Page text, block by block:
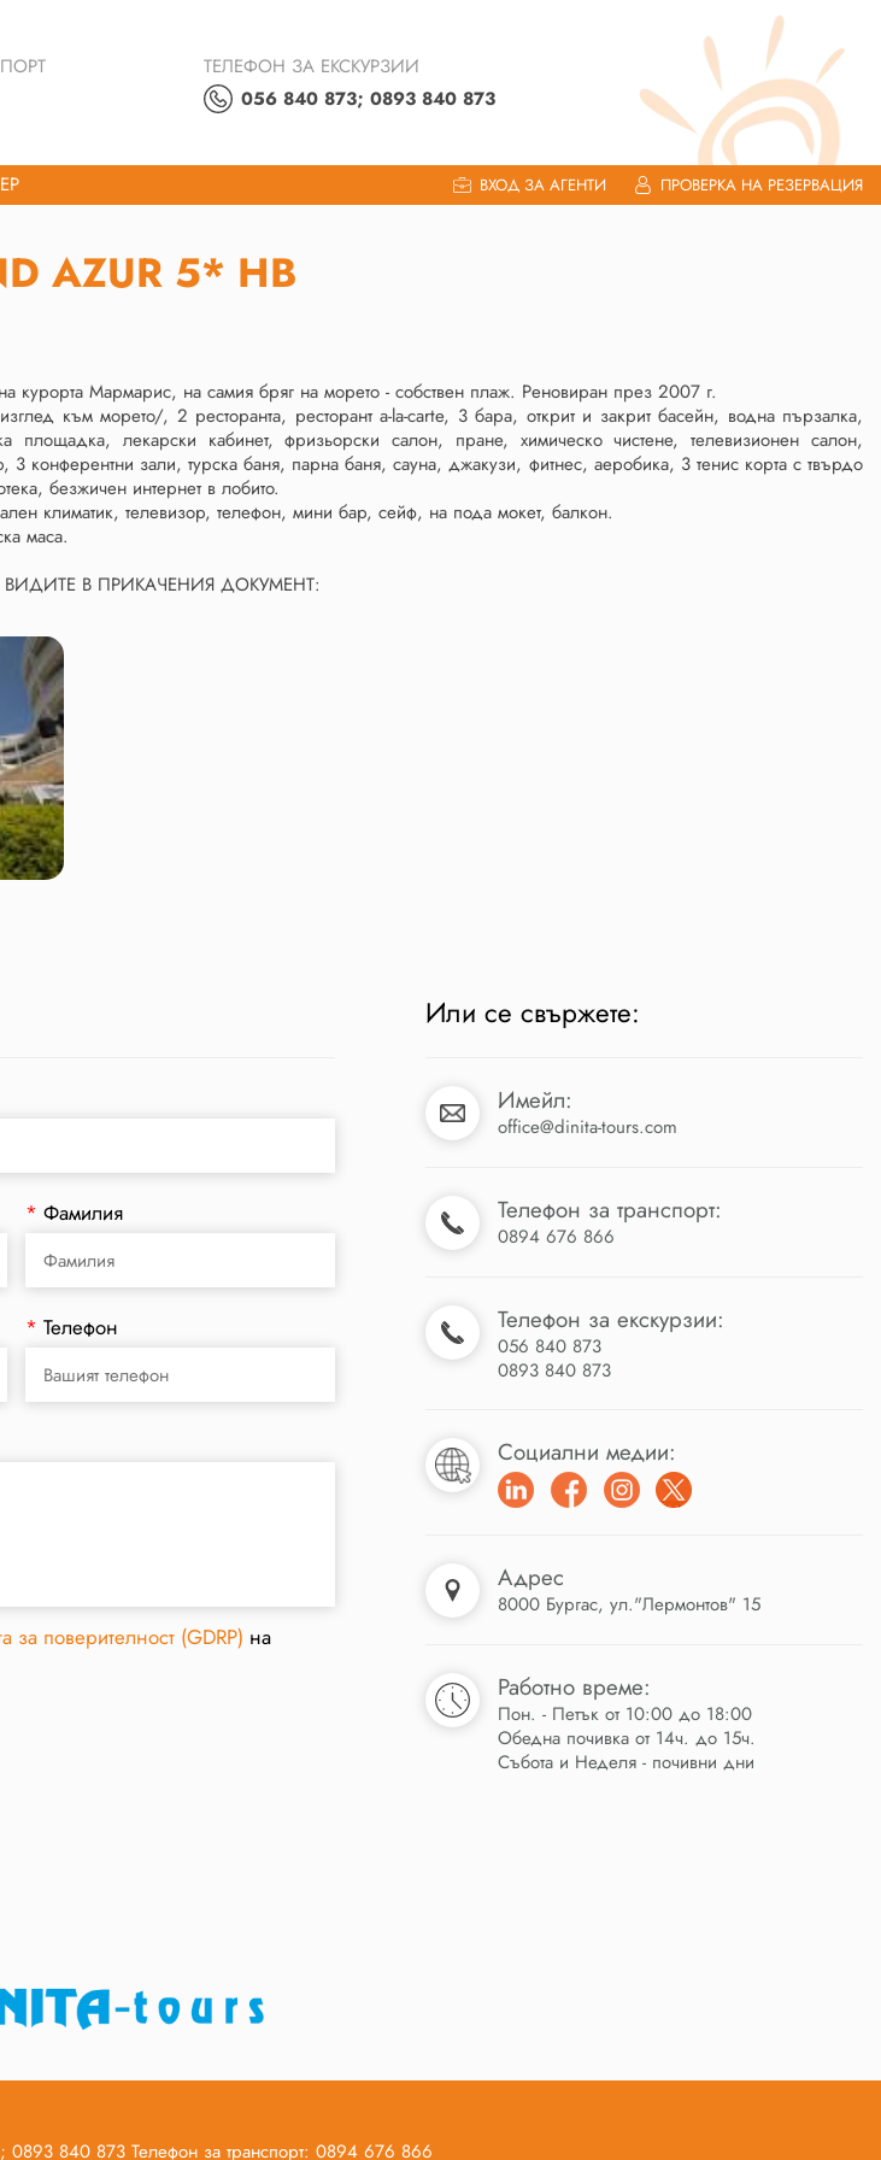
ТЕЛЕФОН ЗА ЕКСКУРЗИИ
056 840 873; 0893 840 873
ВХОД ЗА АГЕНТИ ПРОВЕРКА НА РЕЗЕРВАЦИЯ
AZUR 5* HB
курорта Мармарис, на самия бряг на морето - собствен плаж. Реновиран през 2007 г.
към морето/, 2 ресторанта, ресторант a-la-carte, 3 бара, открит и закрит басейн, водна пързалка,
площадка, лекарски кабинет, фризьорски салон, пране, химическо чистене, телевизионен салон,
3 конферентни зали, турска баня, парна баня, сауна, джакузи, фитнес, аеробика, 3 тенис корта с твърдо
безжичен интернет в лобито.
климатик, телевизор, телефон, мини бар, сейф, на пода мокет, балкон.
маса.
В ПРИКАЧЕНИЯ ДОКУМЕНТ:
*Фамилия
*Телефон
за поверителност (GDRP) на
Или се свържете:
Имейл:
office@dinita-tours.com
Телефон за транспорт:
0894 676 866
Телефон за екскурзии:
056 840 873
0893 840 873
Социални медии:
Адрес
8000 Бургас, ул."Лермонтов" 15
Работно време:
Пон. - Петък от 10:00 до 18:00
Обедна почивка от 14ч. до 15ч.
Събота и Неделя - почивни дни
0893 840 873 Телефон за транспорт: 0894 676 866